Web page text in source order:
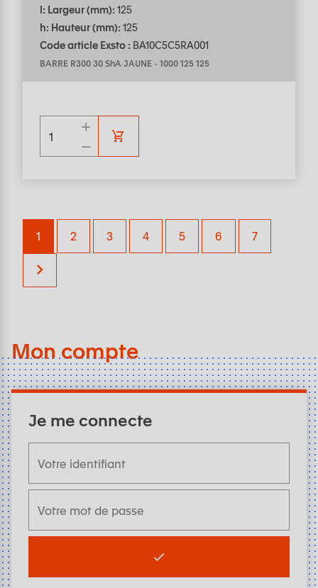
l: Largeur (mm): 125
h: Hauteur (mm): 125
Code article Exsto : BA10C5C5RA001
BARRE R300 30 ShA JAUNE - 1000 125 125
1 2 3 4 5 6 7
Mon compte
Je me connecte